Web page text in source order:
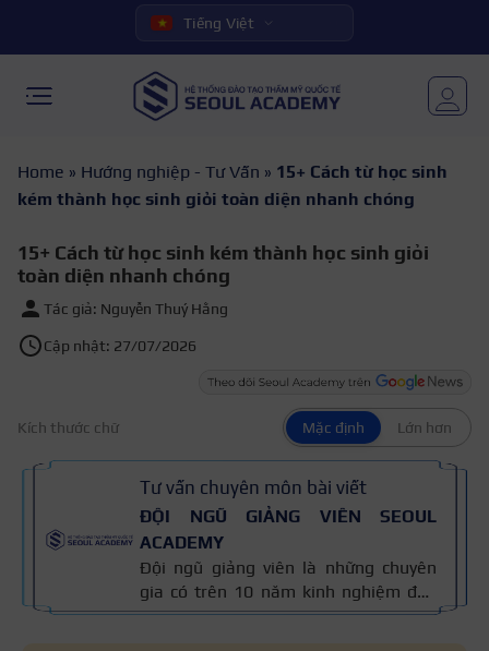
Tiếng Việt
Home » Hướng nghiệp - Tư Vấn » 15+ Cách từ học sinh
kém thành học sinh giỏi toàn diện nhanh chóng
15+ Cách từ học sinh kém thành học sinh giỏi
toàn diện nhanh chóng
Tác giả: Nguyễn Thuý Hằng
Cập nhật: 27/07/2026
Kích thước chữ Mặc định Lớn hơn
Tư vấn chuyên môn bài viết
ĐỘI NGŨ GIẢNG VIÊN SEOUL
ACADEMY
Đội ngũ giảng viên là những chuyên
gia có trên 10 năm kinh nghiệm đào
tạo nghề và kiến thức thẩm mỹ